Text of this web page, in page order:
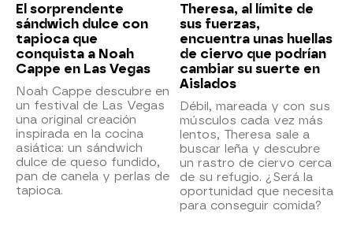
El sorprendente
sándwich dulce con
tapioca que
conquista a Noah
Cappe en Las Vegas
Noah Cappe descubre en
un festival de Las Vegas
una original creación
inspirada en la cocina
asiática: un sándwich
dulce de queso fundido,
pan de canela y perlas de
tapioca.
Theresa, al límite de
sus fuerzas,
encuentra unas huellas
de ciervo que podrían
cambiar su suerte en
Aislados
Débil, mareada y con sus
músculos cada vez más
lentos, Theresa sale a
buscar leña y descubre
un rastro de ciervo cerca
de su refugio. ¿Será la
oportunidad que necesita
para conseguir comida?